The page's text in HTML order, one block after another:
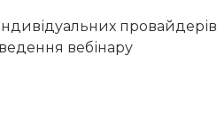
провайдерів
вебінару